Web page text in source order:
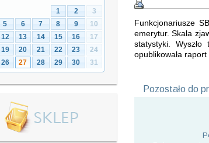
1
2
3
5 6 7 8 9
10
12 13 14 15 16
17
19 20 21 22 23
24
26 27 28 29 30 31
Funkcjonariusze
emerytur. Skala
statystyki.
opublikowała
Pozostało do